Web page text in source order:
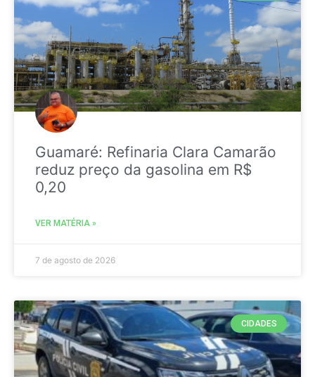
Guamaré: Refinaria Clara Camarão
reduz preço da gasolina em R$
0,20
VER MATÉRIA »
7 de agosto de 2026
CIDADES